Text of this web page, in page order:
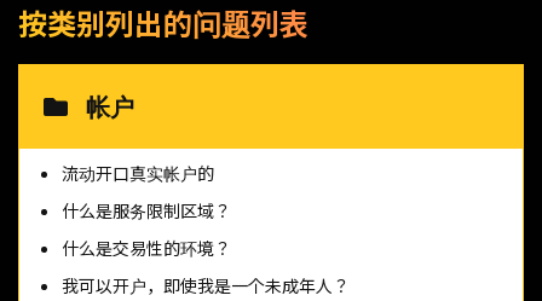
按类别列出的问题列表
帐户
流动开口真实帐户的
什么是服务限制区域？
什么是交易性的环境？
我可以开户，即使我是一个未成年人？